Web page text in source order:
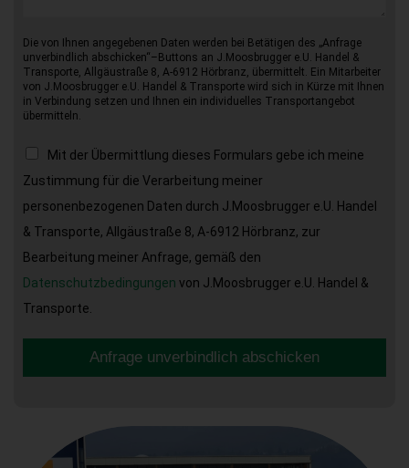
Die von Ihnen angegebenen Daten werden bei Betätigen des „Anfrage
unverbindlich abschicken“–Buttons an J.Moosbrugger e.U. Handel &
Transporte, Allgäustraße 8, A-6912 Hörbranz, übermittelt. Ein Mitarbeiter
von J.Moosbrugger e.U. Handel & Transporte wird sich in Kürze mit Ihnen
in Verbindung setzen und Ihnen ein individuelles Transportangebot
übermitteln.
Mit der Übermittlung dieses Formulars gebe ich meine
Zustimmung für die Verarbeitung meiner
personenbezogenen Daten durch J.Moosbrugger e.U. Handel
& Transporte, Allgäustraße 8, A-6912 Hörbranz, zur
Bearbeitung meiner Anfrage, gemäß den
Datenschutzbedingungen von J.Moosbrugger e.U. Handel &
Transporte.
Anfrage unverbindlich abschicken